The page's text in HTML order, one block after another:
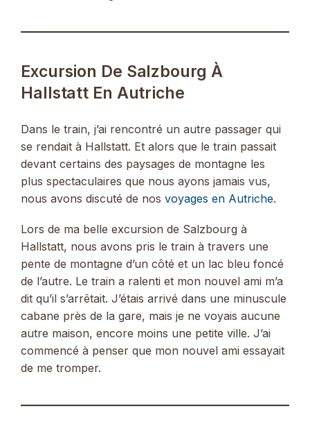
Excursion De Salzbourg À
Hallstatt En Autriche
Dans le train, j’ai rencontré un autre passager qui
se rendait à Hallstatt. Et alors que le train passait
devant certains des paysages de montagne les
plus spectaculaires que nous ayons jamais vus,
nous avons discuté de nos voyages en Autriche.
Lors de ma belle excursion de Salzbourg à
Hallstatt, nous avons pris le train à travers une
pente de montagne d’un côté et un lac bleu foncé
de l’autre. Le train a ralenti et mon nouvel ami m’a
dit qu’il s’arrêtait. J’étais arrivé dans une minuscule
cabane près de la gare, mais je ne voyais aucune
autre maison, encore moins une petite ville. J’ai
commencé à penser que mon nouvel ami essayait
de me tromper.